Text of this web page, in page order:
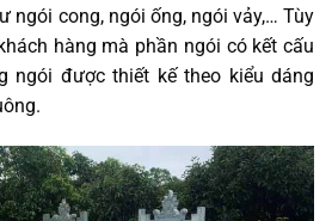
ngói cong, ngói ống, ngói vảy,… Tùy
hàng mà phần ngói có kết cấu
ngói được thiết kế theo kiểu dáng